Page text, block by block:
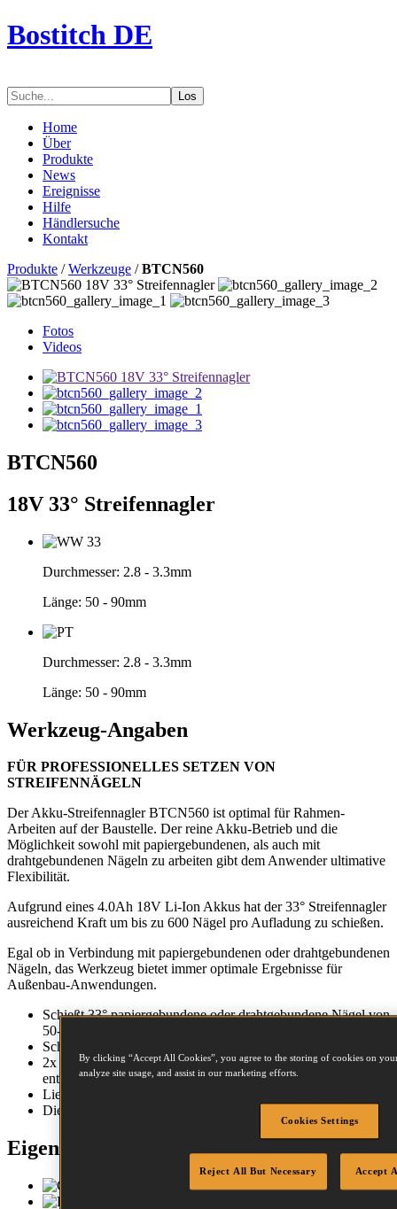
Bostitch DE
Los
Home
Über
Produkte
News
Ereignisse
Hilfe
Händlersuche
Kontakt
Produkte /Werkzeuge /BTCN560
Fotos
Videos
BTCN560
18V 33° Streifennagler
Durchmesser: 2.8 - 3.3mm
Länge: 50 - 90mm
Durchmesser: 2.8 - 3.3mm
Länge: 50 - 90mm
Werkzeug-Angaben
FÜR PROFESSIONELLES SETZEN VON
STREIFENNÄGELN
Der Akku-Streifennagler BTCN560 ist optimal für Rahmen-
Arbeiten auf der Baustelle. Der reine Akku-Betrieb und die
Möglichkeit sowohl mit papiergebundenen, als auch mit
drahtgebundenen Nägeln zu arbeiten gibt dem Anwender ultimative
Flexibilität.
Aufgrund eines 4.0Ah 18V Li-Ion Akkus hat der 33° Streifennagler
ausreichend Kraft um bis zu 600 Nägel pro Aufladung zu schießen.
Egal ob in Verbindung mit papiergebundenen oder drahtgebundenen
Nägeln, das Werkzeug bietet immer optimale Ergebnisse für
Außenbau-Anwendungen.
Schießt 33° papiergebundene oder drahtgebundene Nägel von
50-90mm
Schneller Wechsel zwischen Einzel- und Kontaktauslösung
2x 4.0Ah Akkus und Schnellladegerät im Lieferumfang
enthalten
Lieferung in Kit-Box für mehr Sicherheit
Die NEUE Bostitch Akku-Reihe
Eigenschaften
Gezackte Nase
By clicking “Accept All Cookies”, you agree to the storing of cookies on
analyze site usage, and assist in our marketing efforts.
Cookies Settings
Reject All But Necessary Accept